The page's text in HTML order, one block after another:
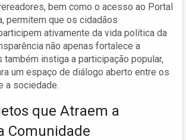
bem como o acesso ao Portal
permitem que os cidadãos
ativamente da vida política da
não apenas fortalece a
também instiga a participação popular,
um espaço de diálogo aberto entre os
a sociedade.
que Atraem a
Comunidade